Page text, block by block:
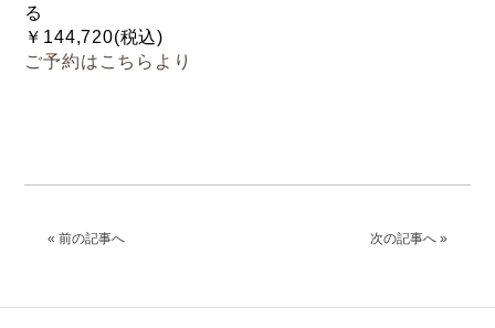
る
￥144,720(税込)
ご予約はこちらより
次の記事へ »
« 前の記事へ